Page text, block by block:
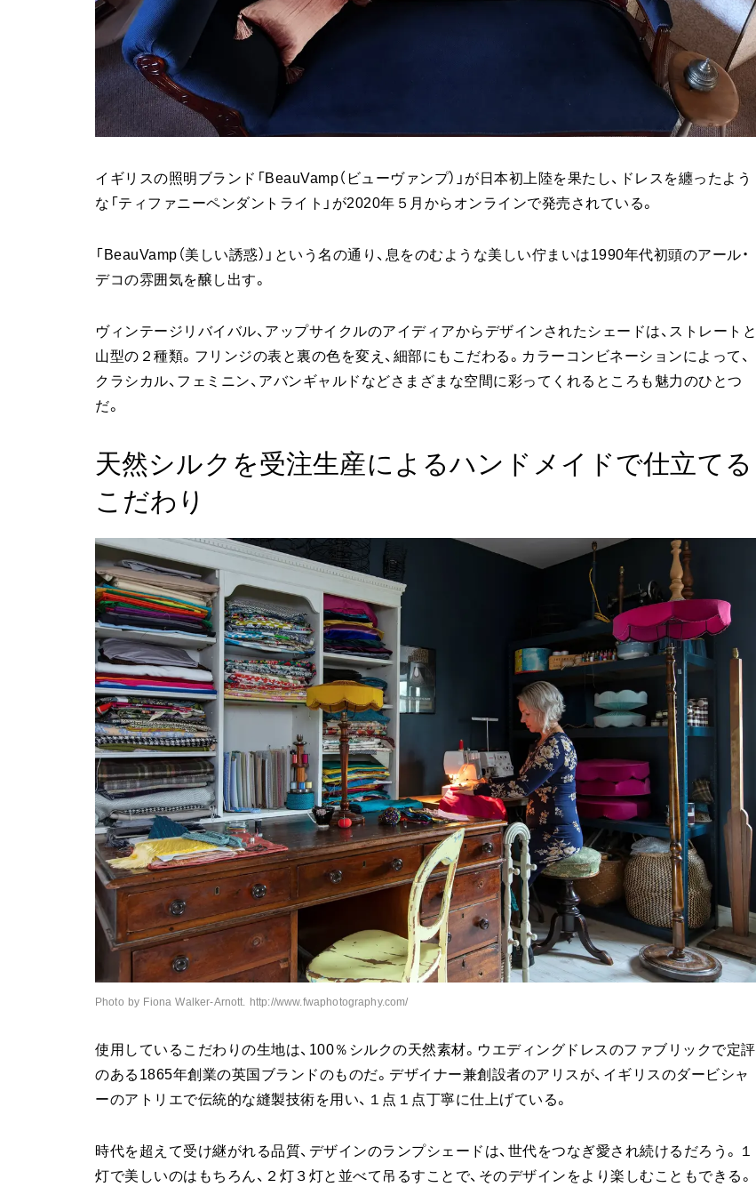
イギリスの照明ブランド「BeauVamp（ビューヴァンプ）」が日本初上陸を果たし、ドレスを纏ったよう
な「ティファニーペンダントライト」が2020年５月からオンラインで発売されている。
「BeauVamp（美しい誘惑）」という名の通り、息をのむような美しい佇まいは1990年代初頭のアール・
デコの雰囲気を醸し出す。
ヴィンテージリバイバル、アップサイクルのアイディアからデザインされたシェードは、ストレートと
山型の２種類。フリンジの表と裏の色を変え、細部にもこだわる。カラーコンビネーションによって、
クラシカル、フェミニン、アバンギャルドなどさまざまな空間に彩ってくれるところも魅力のひとつ
だ。
天然シルクを受注生産によるハンドメイドで仕立てる
こだわり
Photo by Fiona Walker-Arnott. http://www.fwaphotography.com/
使用しているこだわりの生地は、100％シルクの天然素材。ウエディングドレスのファブリックで定評
のある1865年創業の英国ブランドのものだ。デザイナー兼創設者のアリスが、イギリスのダービシャ
ーのアトリエで伝統的な縫製技術を用い、１点１点丁寧に仕上げている。
時代を超えて受け継がれる品質、デザインのランプシェードは、世代をつなぎ愛され続けるだろう。１
灯で美しいのはもちろん、２灯３灯と並べて吊るすことで、そのデザインをより楽しむこともできる。